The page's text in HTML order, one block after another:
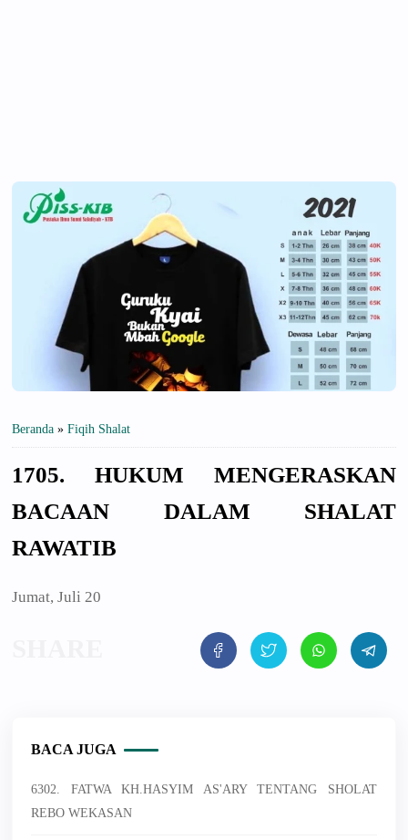
Beranda » Fiqih Shalat
1705. HUKUM MENGERASKAN
BACAAN DALAM SHALAT
RAWATIB
Jumat, Juli 20
BACA JUGA
6302. FATWA KH.HASYIM AS'ARY TENTANG SHOLAT
REBO WEKASAN